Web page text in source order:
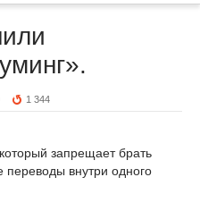
1 344
запрещает брать
внутри одного